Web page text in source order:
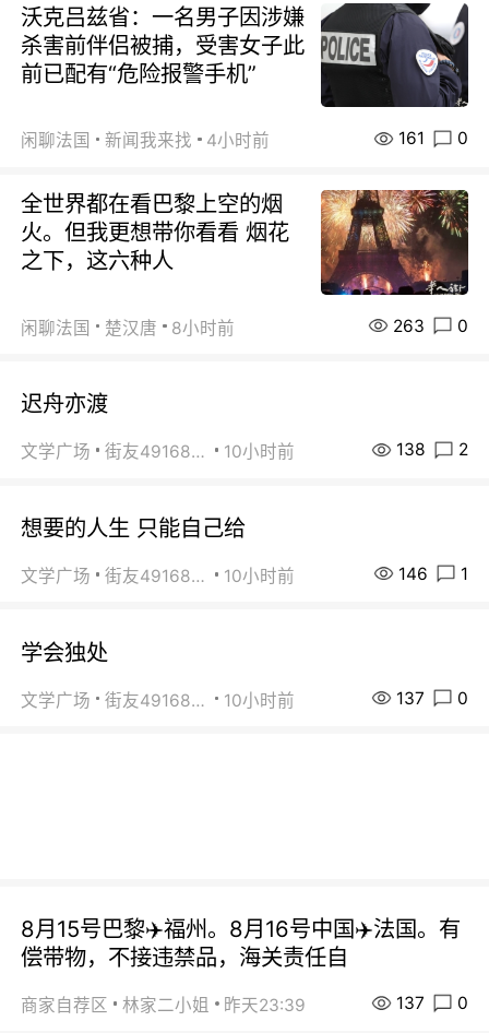
沃克吕兹省：一名男子因涉嫌
杀害前伴侣被捕，受害女子此
前已配有“危险报警手机”
闲聊法国 新闻我来找 4小时前 161 0
全世界都在看巴黎上空的烟
火。但我更想带你看看 烟花
之下，这六种人
闲聊法国 楚汉唐 8小时前 263 0
迟舟亦渡
文学广场 街友49168527 10小时前 138 2
想要的人生 只能自己给
文学广场 街友49168527 10小时前 146 1
学会独处
文学广场 街友49168527 10小时前 137 0
8月15号巴黎✈️福州。8月16号中国✈️法国。有
偿带物，不接违禁品，海关责任自
商家自荐区 林家二小姐 昨天23:39 137 0